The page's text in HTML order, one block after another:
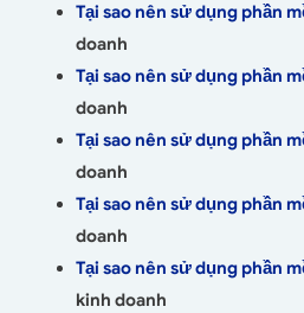
Tại sao nên sử dụng phần
doanh
Tại sao nên sử dụng phần
doanh
Tại sao nên sử dụng phần
doanh
Tại sao nên sử dụng phần
doanh
Tại sao nên sử dụng phần
kinh doanh